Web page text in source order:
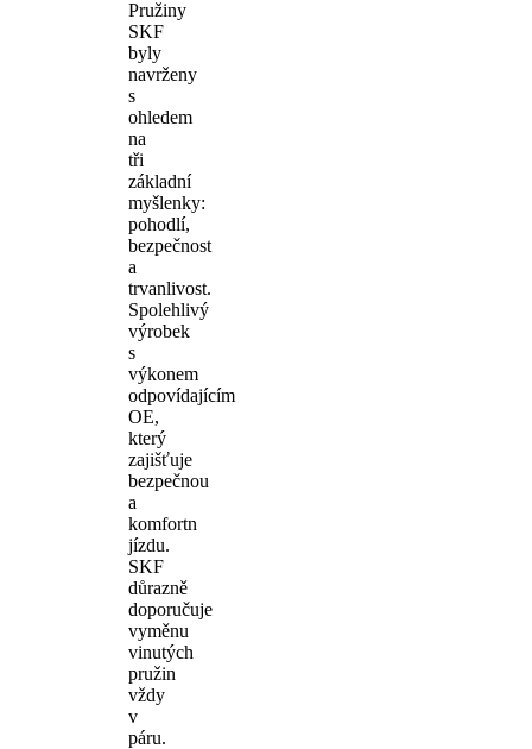
Pružiny
SKF
byly
navrženy
s
ohledem
na
tři
základní
myšlenky:
pohodlí,
bezpečnost
a
trvanlivost.
Spolehlivý
výrobek
s
výkonem
odpovídajícím
OE,
který
zajišťuje
bezpečnou
a
komfortn
jízdu.
SKF
důrazně
doporučuje
vyměnu
vinutých
pružin
vždy
v
páru.